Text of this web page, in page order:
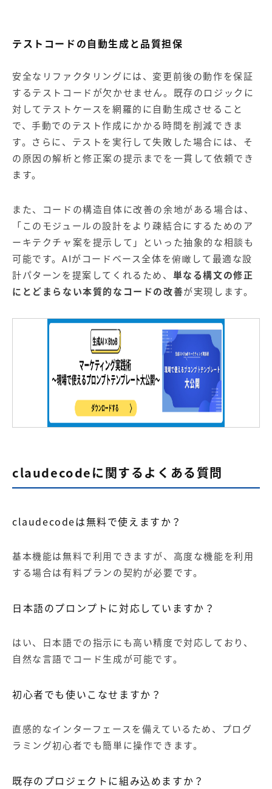
テストコードの自動生成と品質担保
安全なリファクタリングには、変更前後の動作を保証
するテストコードが欠かせません。既存のロジックに
対してテストケースを網羅的に自動生成させること
で、手動でのテスト作成にかかる時間を削減できま
す。さらに、テストを実行して失敗した場合には、そ
の原因の解析と修正案の提示までを一貫して依頼でき
ます。
また、コードの構造自体に改善の余地がある場合は、
「このモジュールの設計をより疎結合にするためのア
ーキテクチャ案を提示して」といった抽象的な相談も
可能です。AIがコードベース全体を俯瞰して最適な設
計パターンを提案してくれるため、 単なる構文の修正
にとどまらない本質的なコードの改善が実現します。
claudecodeに関するよくある質問
claudecodeは無料で使えますか？
基本機能は無料で利用できますが、高度な機能を利用
する場合は有料プランの契約が必要です。
日本語のプロンプトに対応していますか？
はい、日本語での指示にも高い精度で対応しており、
自然な言語でコード生成が可能です。
初心者でも使いこなせますか？
直感的なインターフェースを備えているため、プログ
ラミング初心者でも簡単に操作できます。
既存のプロジェクトに組み込めますか？